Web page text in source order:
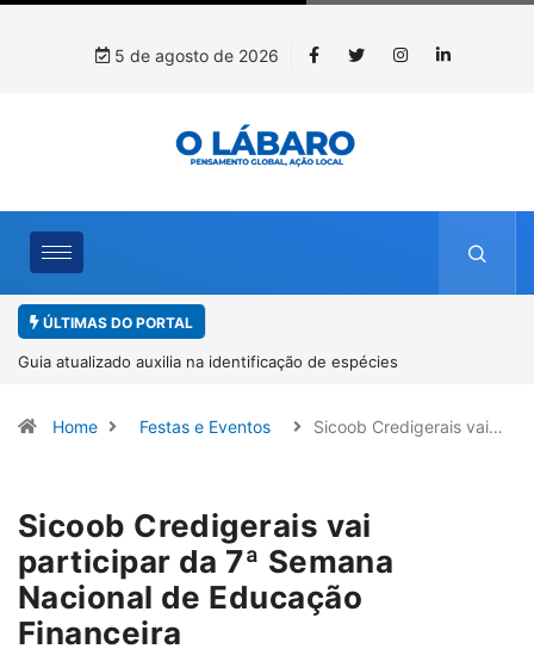
5 de agosto de 2026
ÚLTIMAS DO PORTAL
Kinross inicia rastreamento digital de 10 mil mudas usadas na
Home Festas e Eventos Sicoob Credigerais vai…
Sicoob Credigerais vai
participar da 7ª Semana
Nacional de Educação
Financeira